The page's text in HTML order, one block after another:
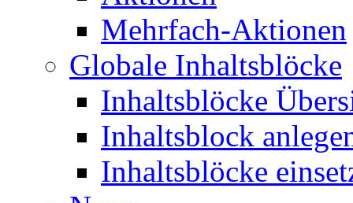
Mehrfach-Aktionen
Globale Inhaltsblöcke
Inhaltsblöcke
Inhaltsblock
Inhaltsblöcke